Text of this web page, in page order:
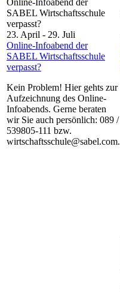
SABEL Wirtschaftsschule
verpasst?
23. April - 29. Juli
Online-Infoabend der
SABEL Wirtschaftsschule
verpasst?
Kein Problem! Hier gehts zur
Aufzeichnung des Online-
Infoabends. Gerne beraten
wir Sie auch persönlich: 089 /
539805-111 bzw.
wirtschaftsschule@sabel.com.